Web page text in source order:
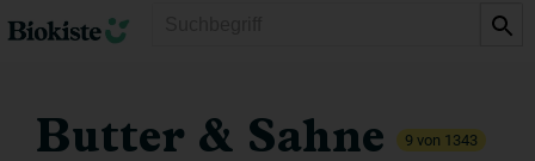
Butter & Sahne 9 von 1343